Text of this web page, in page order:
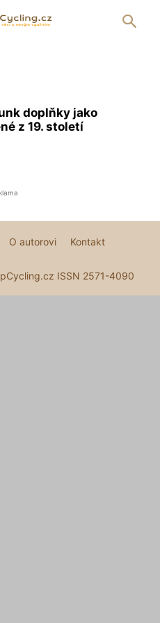
doplňky jako
z 19. století
O autorovi Kontakt
ISSN 2571-4090